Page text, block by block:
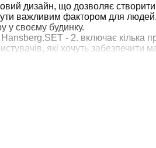
дизайн, що дозволяє
важливим фактором для людей,
у своєму будинку.
- 2. включає кілька
які хочуть забезпечити
враховуючи ваші вимоги та